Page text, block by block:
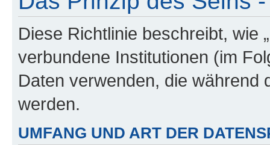
Diese Richtlinie beschreibt, wie
verbundene Institutionen (im
Daten verwenden, die während
werden.
UMFANG UND ART DER